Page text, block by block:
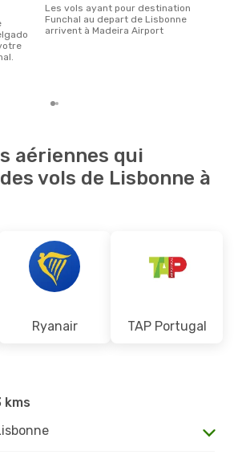
Les vols ayant pour destination
Funchal au depart de Lisbonne
arrivent à Madeira Airport
aériennes qui
vols de Lisbonne à
Ryanair TAP Portugal
kms